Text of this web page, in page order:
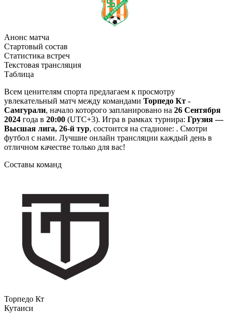
Анонс матча
Стартовый состав
Статистика встреч
Текстовая трансляция
Таблица
Всем ценителям спорта предлагаем к просмотру
увлекательный матч между командами Торпедо Кт -
Самгурали, начало которого запланировано на 26 Сентября
2024 года в 20:00 (UTC+3). Игра в рамках турнира: Грузия —
Высшая лига, 26-й тур, состоится на стадионе: . Смотри
футбол с нами. Лучшие онлайн трансляции каждый день в
отличном качестве только для вас!
Составы команд
Торпедо Кт
Кутаиси